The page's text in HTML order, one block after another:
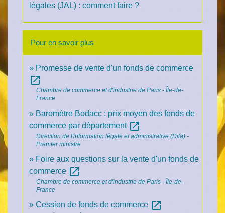
légales (JAL) : comment faire ?
Pour en savoir plus
Promesse de vente d'un fonds de commerce
open_in_new
Chambre de commerce et d'industrie de Paris - Île-de-
France
Baromètre Bodacc : prix moyen des fonds de
commerce par département open_in_new
Direction de l'information légale et administrative (Dila) -
Premier ministre
Foire aux questions sur la vente d'un fonds de
commerce open_in_new
Chambre de commerce et d'industrie de Paris - Île-de-
France
Cession de fonds de commerce open_in_new